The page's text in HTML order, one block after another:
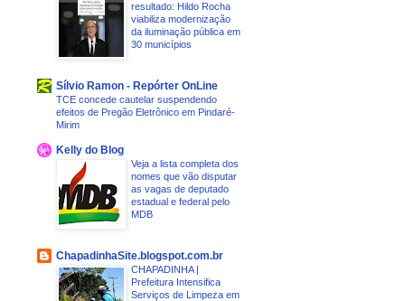
resultado: Hildo Rocha
viabiliza modernização
da iluminação pública em
30 municípios
Sílvio Ramon - Repórter OnLine
TCE concede cautelar suspendendo
efeitos de Pregão Eletrônico em Pindaré-
Mirim
Kelly do Blog
Veja a lista completa dos
nomes que vão disputar
as vagas de deputado
estadual e federal pelo
MDB
ChapadinhaSite.blogspot.com.br
CHAPADINHA |
Prefeitura Intensifica
Serviços de Limpeza em